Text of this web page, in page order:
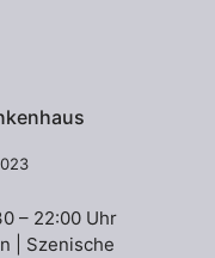
– 22:00 Uhr
| Szenische